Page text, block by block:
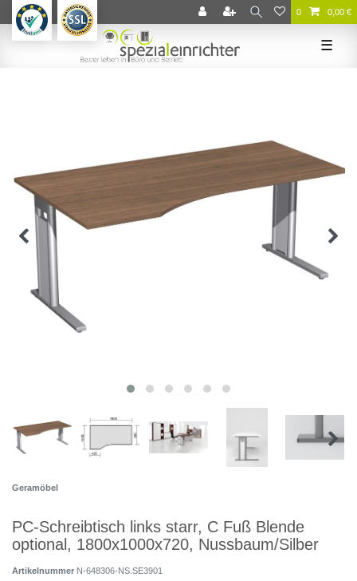
0 0,00 €
☰
Geramöbel
PC-Schreibtisch links starr, C Fuß Blende
optional, 1800x1000x720, Nussbaum/Silber
Artikelnummer N-648306-NS.SE3901